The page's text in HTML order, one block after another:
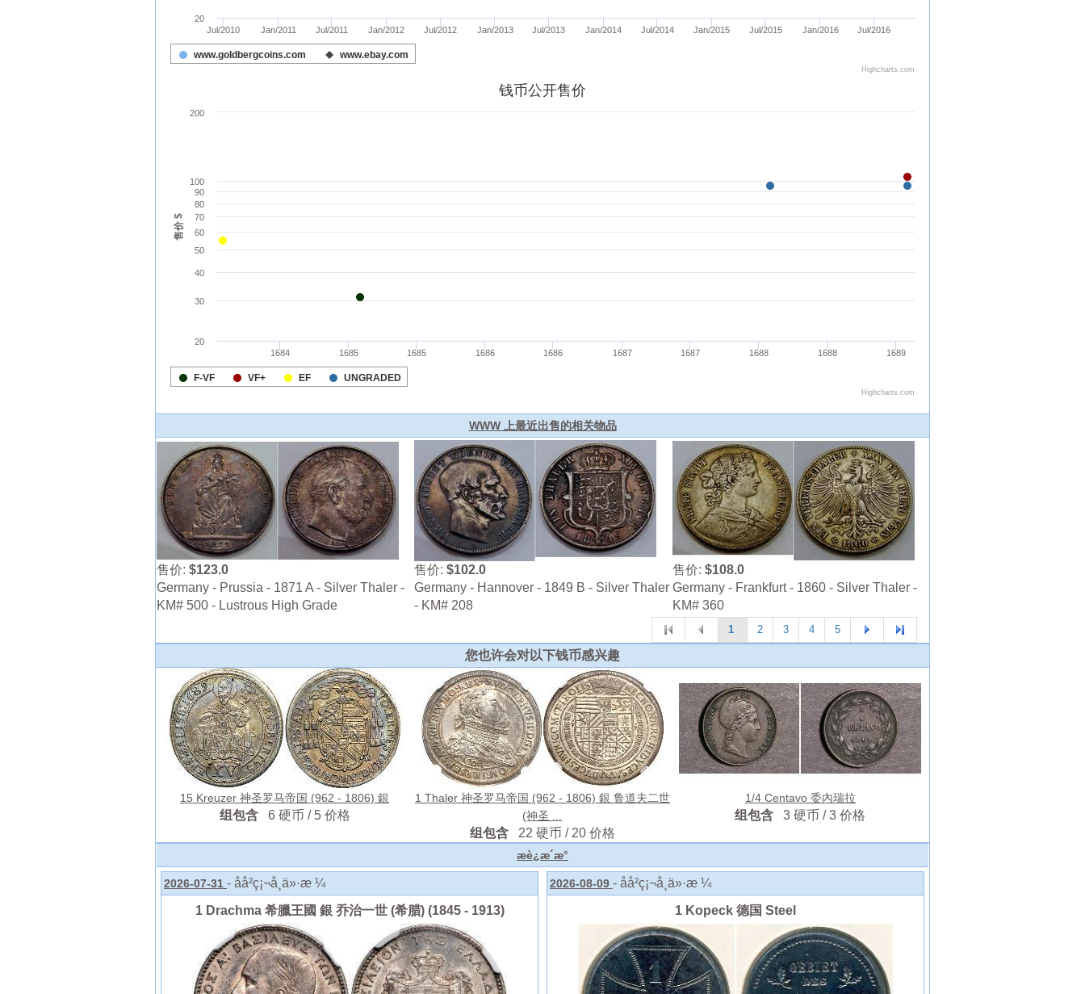
WWW 上最近出售的相关物品
售价: $123.0
Germany - Prussia - 1871 A - Silver Thaler -
KM# 500 - Lustrous High Grade
售价:$102.0
Germany - Hannover - 1849 B - Silver Thaler
- KM# 208
售价: $108.0
Germany - Frankfurt - 1860 - Silver Thaler -
KM# 360
1 2 3 4 5
您也许会对以下钱币感兴趣
15 Kreuzer 神圣罗马帝国 (962 - 1806) 銀
组包含 6 硬币 / 5 价格
1 Thaler 神圣罗马帝国 (962 - 1806) 銀 鲁道夫二世
(神圣 ...
组包含 22 硬币 / 20 价格
1/4 Centavo 委內瑞拉
组包含3 硬币 / 3 价格
æè¿æ´æ°
2026-07-31 - åå²ç¡¬å¸ä»·æ ¼
1 Drachma 希臘王國 銀 乔治一世 (希腊) (1845 - 1913)
2026-08-09 - åå²ç¡¬å¸ä»·æ ¼
1 Kopeck 德国 Steel